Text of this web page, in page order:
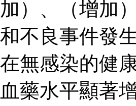
加）、（增加
和不良事件發
在無感染的健
血藥水平顯著